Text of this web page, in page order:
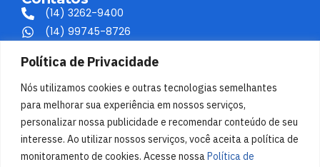
Política de Privacidade
Nós utilizamos cookies e outras tecnologias semelhantes
para melhorar sua experiência em nossos serviços,
personalizar nossa publicidade e recomendar conteúdo de seu
interesse. Ao utilizar nossos serviços, você aceita a política de
monitoramento de cookies. Acesse nossa Política de
(14) 3262-9400
(14) 99745-8726
Av. Marginal Vereador Delfino Tendolo, D1200
Agudos/SP
Mídias Sociais